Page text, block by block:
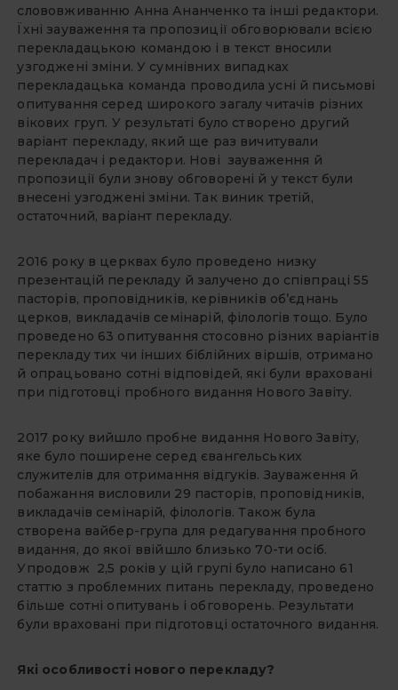
слововживанню Анна Ананченко та інші редактори.
Їхні зауваження та пропозиції обговорювали всією
перекладацькою командою і в текст вносили
узгоджені зміни. У сумнівних випадках
перекладацька команда проводила усні й письмові
опитування серед широкого загалу читачів різних
вікових груп. У результаті було створено другий
варіант перекладу, який ще раз вичитували
перекладач і редактори. Нові зауваження й
пропозиції були знову обговорені й у текст були
внесені узгоджені зміни. Так виник третій,
остаточний, варіант перекладу.
2016 року в церквах було проведено низку
презентацій перекладу й залучено до співпраці 55
пасторів, проповідників, керівників об’єднань
церков, викладачів семінарій, філологів тощо. Було
проведено 63 опитування стосовно різних варіантів
перекладу тих чи інших біблійних віршів, отримано
й опрацьовано сотні відповідей, які були враховані
при підготовці пробного видання Нового Завіту.
2017 року вийшло пробне видання Нового Завіту,
яке було поширене серед євангельських
служителів для отримання відгуків. Зауваження й
побажання висловили 29 пасторів, проповідників,
викладачів семінарій, філологів. Також була
створена вайбер-група для редагування пробного
видання, до якої ввійшло близько 70-ти осіб.
Упродовж 2,5 років у цій групі було написано 61
статтю з проблемних питань перекладу, проведено
більше сотні опитувань і обговорень. Результати
були враховані при підготовці остаточного видання.
Які особливості нового перекладу?